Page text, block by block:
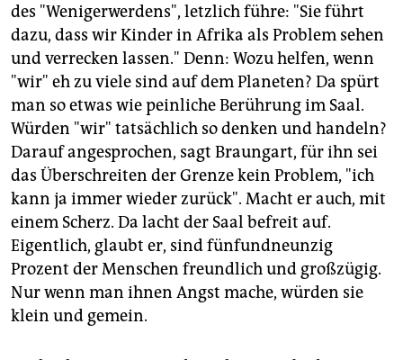
des "Wenigerwerdens", letzlich führe: "Sie führt
dazu, dass wir Kinder in Afrika als Problem sehen
und verrecken lassen." Denn: Wozu helfen, wenn
"wir" eh zu viele sind auf dem Planeten? Da spürt
man so etwas wie peinliche Berührung im Saal.
Würden "wir" tatsächlich so denken und handeln?
Darauf angesprochen, sagt Braungart, für ihn sei
das Überschreiten der Grenze kein Problem, "ich
kann ja immer wieder zurück". Macht er auch, mit
einem Scherz. Da lacht der Saal befreit auf.
Eigentlich, glaubt er, sind fünfundneunzig
Prozent der Menschen freundlich und großzügig.
Nur wenn man ihnen Angst mache, würden sie
klein und gemein.